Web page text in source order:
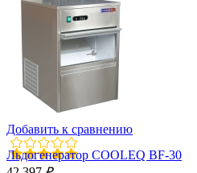
Добавить к сравнению
Льдогенератор COOLEQ BF-30